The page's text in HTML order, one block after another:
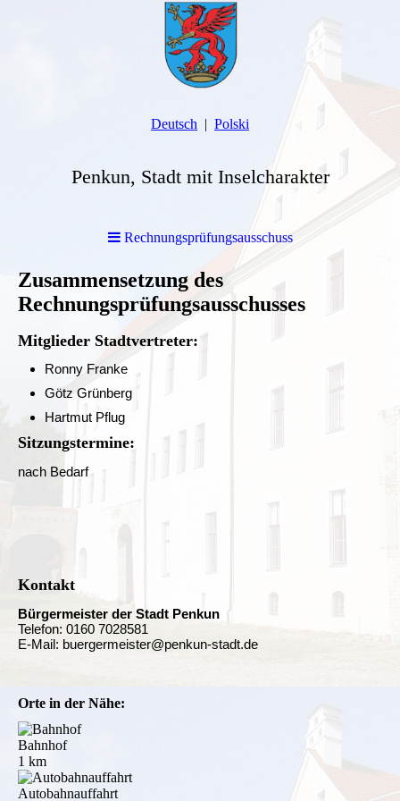
Deutsch Polski
Penkun, Stadt mit Inselcharakter
Rechnungsprüfungsausschuss
Zusammensetzung des
Rechnungsprüfungsausschusses
Mitglieder Stadtvertreter:
Ronny Franke
Götz Grünberg
Hartmut Pflug
Sitzungstermine:
nach Bedarf
Kontakt
Bürgermeister der Stadt Penkun
Telefon: 0160 7028581
E-Mail: buergermeister@penkun-stadt.de
Orte in der Nähe:
Bahnhof
1 km
Autobahnauffahrt